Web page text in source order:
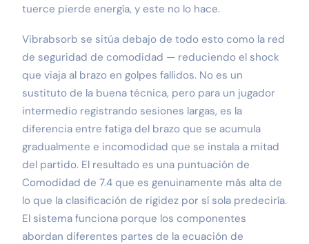
tuerce pierde energía, y este no lo hace.
Vibrabsorb se sitúa debajo de todo esto como la red
de seguridad de comodidad — reduciendo el shock
que viaja al brazo en golpes fallidos. No es un
sustituto de la buena técnica, pero para un jugador
intermedio registrando sesiones largas, es la
diferencia entre fatiga del brazo que se acumula
gradualmente e incomodidad que se instala a mitad
del partido. El resultado es una puntuación de
Comodidad de 7.4 que es genuinamente más alta de
lo que la clasificación de rigidez por sí sola predeciría.
El sistema funciona porque los componentes
abordan diferentes partes de la ecuación de